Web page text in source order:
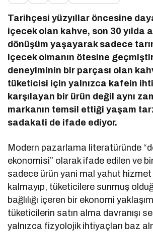
Tarihçesi yüzyıllar öncesine
içecek olan kahve, son 30 yılda
dönüşüm yaşayarak sadece
içecek olmanın ötesine
deneyiminin bir parçası olan
tüketicisi için yalnızca kafein
karşılayan bir ürün değil aynı
markanın temsil ettiği yaşam
sadakati de ifade ediyor.
Modern pazarlama literatüründe
ekonomisi” olarak ifade edilen ve
sadece ürün yani mal yahut
kalmayıp, tüketicilere sunmuş
bağlılığı içeren bir ekonomi
tüketicilerin satın alma davranışı
yalnızca fizyolojik ihtiyaçları baz